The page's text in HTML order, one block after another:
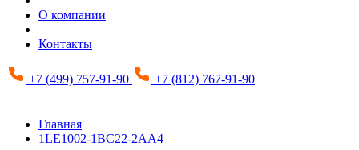
О компании
Контакты
+7 (499) 757-91-90 +7 (812) 767-91-90
Главная
1LE1002-1BC22-2AA4